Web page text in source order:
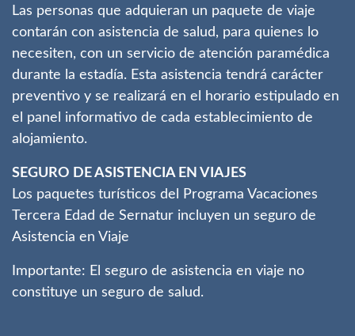
Las personas que adquieran un paquete de viaje
contarán con asistencia de salud, para quienes lo
necesiten, con un servicio de atención paramédica
durante la estadía. Esta asistencia tendrá carácter
preventivo y se realizará en el horario estipulado en
el panel informativo de cada establecimiento de
alojamiento.
SEGURO DE ASISTENCIA EN VIAJES
Los paquetes turísticos del Programa Vacaciones
Tercera Edad de Sernatur incluyen un seguro de
Asistencia en Viaje
Importante: El seguro de asistencia en viaje no
constituye un seguro de salud.